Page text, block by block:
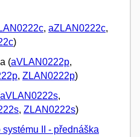
, aZLAN0222c,
)
(aVLAN0222p,
, ZLAN0222p)
aVLAN0222s,
, ZLAN0222s)
II - přednáška